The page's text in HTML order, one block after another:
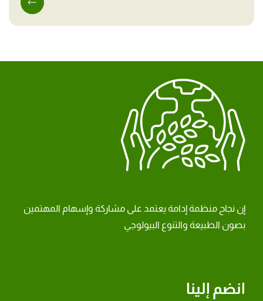
انضم إلينا
إن نجاح منظمة إدامة يعتمد على مشاركة وإسهام المهتمين
بصون الطبيعة والتنوع البيولوجي